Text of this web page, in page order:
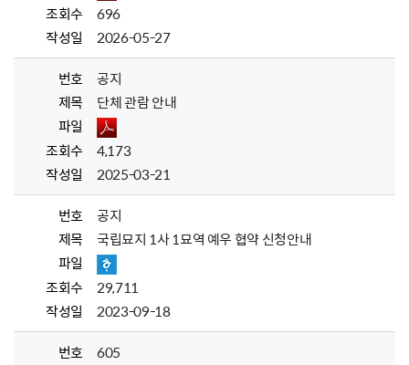
조회수
696
작성일
2026-05-27
번호
공지
제목
단체 관람 안내
파일
조회수
4,173
작성일
2025-03-21
번호
공지
제목
국립묘지 1사 1묘역 예우 협약 신청안내
파일
조회수
29,711
작성일
2023-09-18
번호
605